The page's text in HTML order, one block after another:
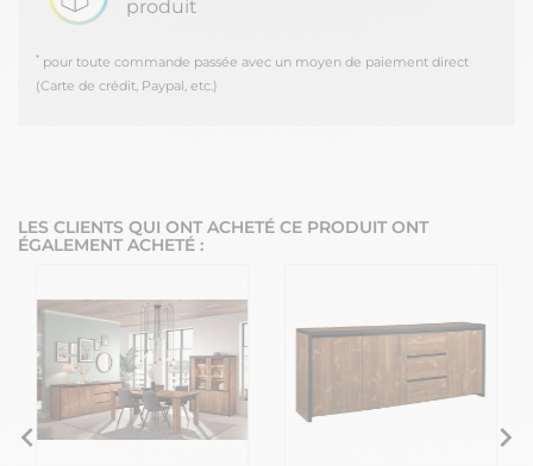
produit
* pour toute commande passée avec un moyen de paiement direct
(Carte de crédit, Paypal, etc.)
LES CLIENTS QUI ONT ACHETÉ CE PRODUIT ONT
ÉGALEMENT ACHETÉ :